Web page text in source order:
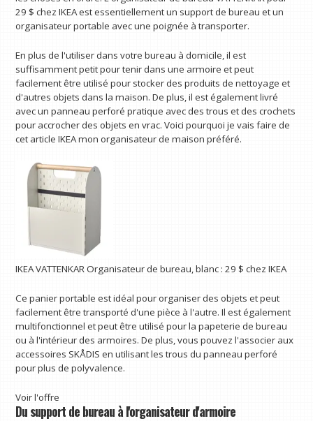
29 $ chez IKEA est essentiellement un support de bureau et un
organisateur portable avec une poignée à transporter.
En plus de l'utiliser dans votre bureau à domicile, il est
suffisamment petit pour tenir dans une armoire et peut
facilement être utilisé pour stocker des produits de nettoyage et
d'autres objets dans la maison. De plus, il est également livré
avec un panneau perforé pratique avec des trous et des crochets
pour accrocher des objets en vrac. Voici pourquoi je vais faire de
cet article IKEA mon organisateur de maison préféré.
IKEA VATTENKAR Organisateur de bureau, blanc : 29 $ chez IKEA
Ce panier portable est idéal pour organiser des objets et peut
facilement être transporté d'une pièce à l'autre. Il est également
multifonctionnel et peut être utilisé pour la papeterie de bureau
ou à l'intérieur des armoires. De plus, vous pouvez l'associer aux
accessoires SKÅDIS en utilisant les trous du panneau perforé
pour plus de polyvalence.
Voir l'offre
Du support de bureau à l'organisateur d'armoire